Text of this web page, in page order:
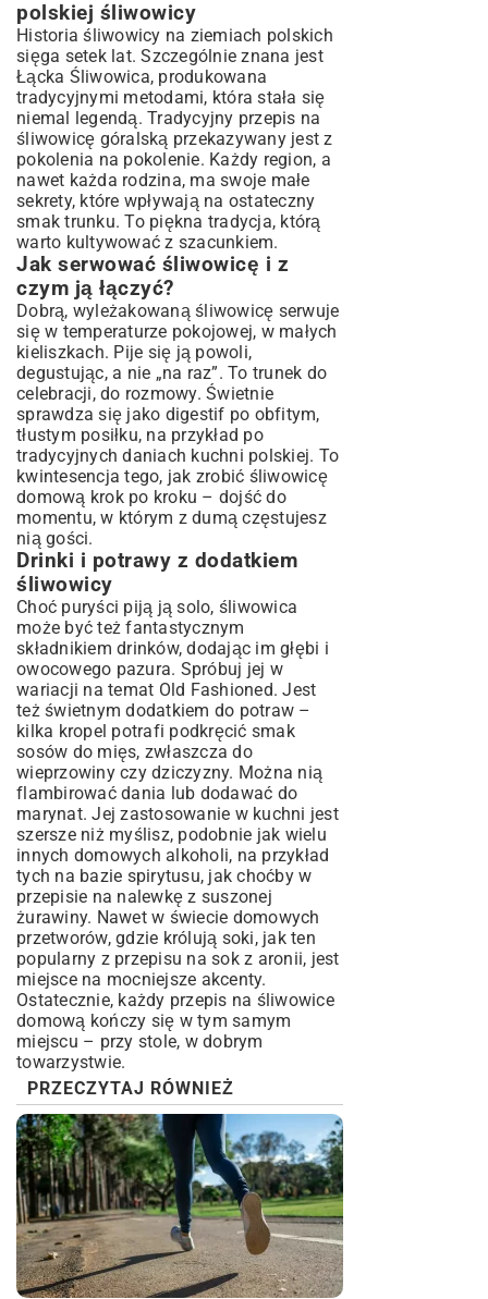
polskiej śliwowicy
Historia śliwowicy na ziemiach polskich
sięga setek lat. Szczególnie znana jest
Łącka Śliwowica, produkowana
tradycyjnymi metodami, która stała się
niemal legendą. Tradycyjny przepis na
śliwowicę góralską przekazywany jest z
pokolenia na pokolenie. Każdy region, a
nawet każda rodzina, ma swoje małe
sekrety, które wpływają na ostateczny
smak trunku. To piękna tradycja, którą
warto kultywować z szacunkiem.
Jak serwować śliwowicę i z
czym ją łączyć?
Dobrą, wyleżakowaną śliwowicę serwuje
się w temperaturze pokojowej, w małych
kieliszkach. Pije się ją powoli,
degustując, a nie „na raz”. To trunek do
celebracji, do rozmowy. Świetnie
sprawdza się jako digestif po obfitym,
tłustym posiłku, na przykład po
tradycyjnych daniach kuchni polskiej. To
kwintesencja tego, jak zrobić śliwowicę
domową krok po kroku – dojść do
momentu, w którym z dumą częstujesz
nią gości.
Drinki i potrawy z dodatkiem
śliwowicy
Choć puryści piją ją solo, śliwowica
może być też fantastycznym
składnikiem drinków, dodając im głębi i
owocowego pazura. Spróbuj jej w
wariacji na temat Old Fashioned. Jest
też świetnym dodatkiem do potraw –
kilka kropel potrafi podkręcić smak
sosów do mięs, zwłaszcza do
wieprzowiny czy dziczyzny. Można nią
flambirować dania lub dodawać do
marynat. Jej zastosowanie w kuchni jest
szersze niż myślisz, podobnie jak wielu
innych domowych alkoholi, na przykład
tych na bazie spirytusu, jak choćby w
przepisie na nalewkę z suszonej
żurawiny. Nawet w świecie domowych
przetworów, gdzie królują soki, jak ten
popularny z przepisu na sok z aronii, jest
miejsce na mocniejsze akcenty.
Ostatecznie, każdy przepis na śliwowice
domową kończy się w tym samym
miejscu – przy stole, w dobrym
towarzystwie.
PRZECZYTAJ RÓWNIEŻ